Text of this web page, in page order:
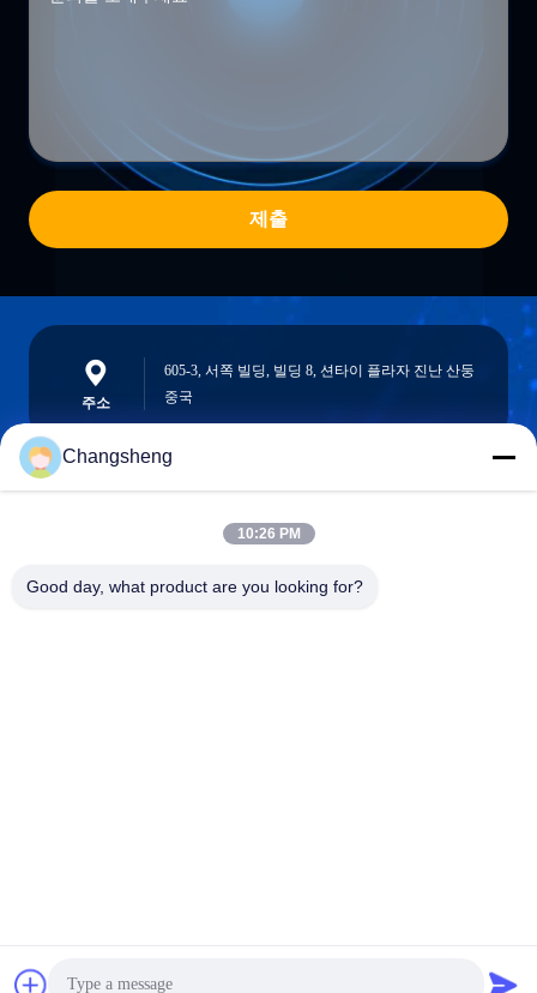
최고의 가격을 얻으십시오
제출
주소
605-3, 서쪽 빌딩, 빌딩 8, 션타이 플라자 진난 산둥
중국
roger@decorationsculpture.com
Changsheng
10:26 PM
Good day, what product are you looking for?